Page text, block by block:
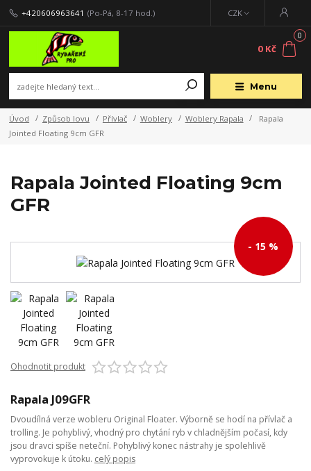
Menu
CZK
+420606963641 (Po-Pá, 8-17 hod.)
0
0 Kč
Úvod Způsob lovu Přívlač Woblery Woblery Rapala
Rapala
Jointed Floating 9cm GFR
Rapala Jointed Floating 9cm
GFR
- 15 %
Ohodnotit produkt
Rapala J09GFR
Dvoudílná verze wobleru Original Floater. Výborně se hodí na přívlač a
trolling. Je pohyblivý, vhodný pro chytání ryb v chladnějším počasí, kdy
jsou dravci spíše neteční. Pohyblivý konec nástrahy je spolehlivě
vyprovokuje k útoku. celý popis